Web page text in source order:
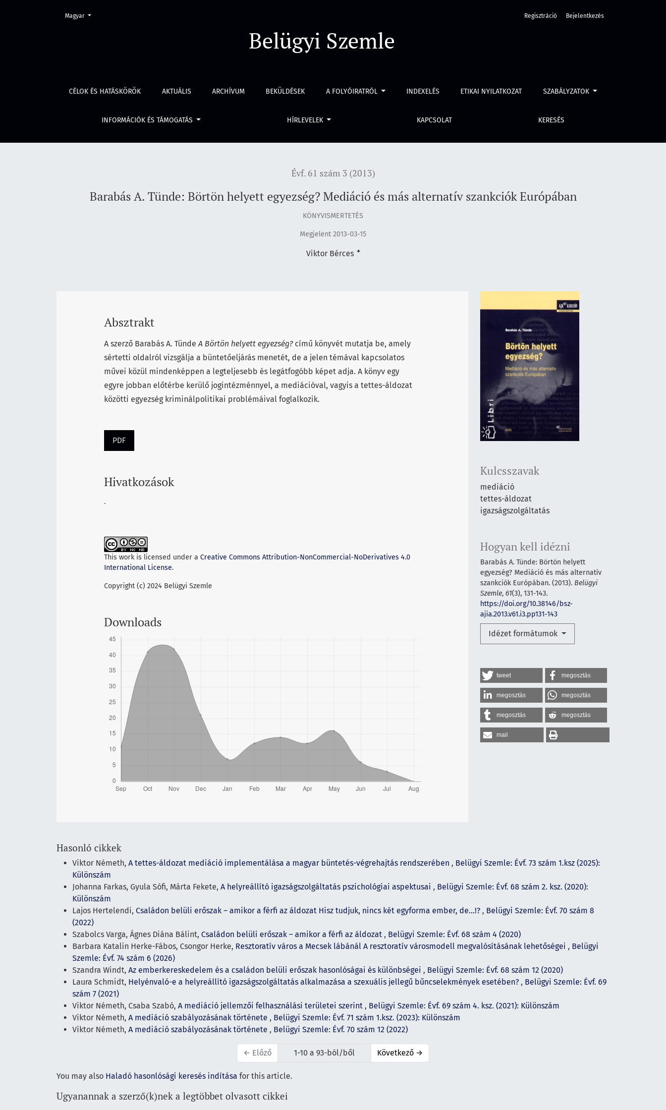
Barabás A. Tünde: Börtön helyett egyezség? Mediáció és más alternatív szankciók Európában
Belügyi Szemle
CÉLOK ÉS HATÁSKÖRÖK AKTUÁLIS ARCHÍVUM BEKÜLDÉSEK A FOLYÓIRATRÓL INDEXELÉS ETIKAI NYILATKOZAT SZABÁLYZATOK
INFORMÁCIÓK ÉS TÁMOGATÁS HÍRLEVELEK KAPCSOLAT KERESÉS
Regisztráció Bejelentkezés
Change the language. The current language is:
Magyar
Évf. 61 szám 3 (2013)
Barabás A. Tünde: Börtön helyett egyezség? Mediáció és más alternatív szankciók Európában
KÖNYVISMERTETÉS
Megjelent 2013-03-15
Viktor Bérces +
Kulcsszavak
mediáció
tettes-áldozat
igazságszolgáltatás
Hogyan kell idézni
Barabás A. Tünde: Börtön helyett
egyezség? Mediáció és más alternatív
szankciók Európában. (2013). Belügyi
Szemle, 61(3), 131-143.
https://doi.org/10.38146/bsz-
ajia.2013.v61.i3.pp131-143
Idézet formátumok
tweet megosztás
megosztás megosztás
megosztás megosztás
mail
Absztrakt
A szerző Barabás A. TündeA Börtön helyett egyezség?című könyvét mutatja be, amely
sértetti oldalról vizsgálja a büntetőeljárás menetét, de a jelen témával kapcsolatos
művei közül mindenképpen a legteljesebb és legátfogóbb képet adja. A könyv egy
egyre jobban előtérbe kerülő jogintézménnyel, a mediációval, vagyis a tettes-áldozat
közötti egyezség kriminálpolitikai problémáival foglalkozik.
PDF
Hivatkozások
.
This work is licensed under a Creative Commons Attribution-NonCommercial-NoDerivatives 4.0
International License.
Copyright (c) 2024 Belügyi Szemle
Downloads
Hasonló cikkek
Viktor Németh, A tettes-áldozat mediáció implementálása a magyar büntetés-végrehajtás rendszerében , Belügyi Szemle: Évf. 73 szám 1.ksz (2025):
Különszám
Johanna Farkas, Gyula Sófi, Márta Fekete, A helyreállító igazságszolgáltatás pszichológiai aspektusai , Belügyi Szemle: Évf. 68 szám 2. ksz. (2020):
Különszám
Lajos Hertelendi, Családon belüli erőszak – amikor a férfi az áldozat Hisz tudjuk, nincs két egyforma ember, de…!? , Belügyi Szemle: Évf. 70 szám 8
(2022)
Szabolcs Varga, Ágnes Diána Bálint, Családon belüli erőszak – amikor a férfi az áldozat , Belügyi Szemle: Évf. 68 szám 4 (2020)
Barbara Katalin Herke-Fábos, Csongor Herke, Resztoratív város a Mecsek lábánál A resztoratív városmodell megvalósításának lehetőségei , Belügyi
Szemle: Évf. 74 szám 6 (2026)
Szandra Windt, Az emberkereskedelem és a családon belüli erőszak hasonlóságai és különbségei , Belügyi Szemle: Évf. 68 szám 12 (2020)
Laura Schmidt, Helyénvaló-e a helyreállító igazságszolgáltatás alkalmazása a szexuális jellegű bűncselekmények esetében? , Belügyi Szemle: Évf. 69
szám 7 (2021)
Viktor Németh, Csaba Szabó, A mediáció jellemzői felhasználási területei szerint , Belügyi Szemle: Évf. 69 szám 4. ksz. (2021): Különszám
Viktor Németh, A mediáció szabályozásának története , Belügyi Szemle: Évf. 71 szám 1.ksz. (2023): Különszám
Viktor Németh, A mediáció szabályozásának története , Belügyi Szemle: Évf. 70 szám 12 (2022)
← Előző 1-10 a 93-ból/ből Következő →
You may also Haladó hasonlósági keresés indítása for this article.
Ugyanannak a szerző(k)nek a legtöbbet olvasott cikkei